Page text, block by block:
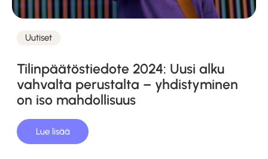
Uutiset
Tilinpäätöstiedote 2024: Uusi alku
vahvalta perustalta – yhdistyminen
on iso mahdollisuus
Lue lisää